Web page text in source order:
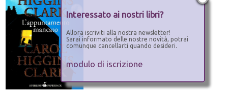
Interessato ai nostri libri?
Allora iscriviti alla nostra newsletter!
Sarai informato delle nostre novità, potrai
comunque cancellarti quando desideri.
modulo di iscrizione